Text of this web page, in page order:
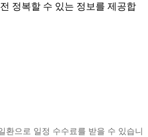
정복할 수 있는 정보를 제공합
환으로 일정 수수료를 받을 수 있습니